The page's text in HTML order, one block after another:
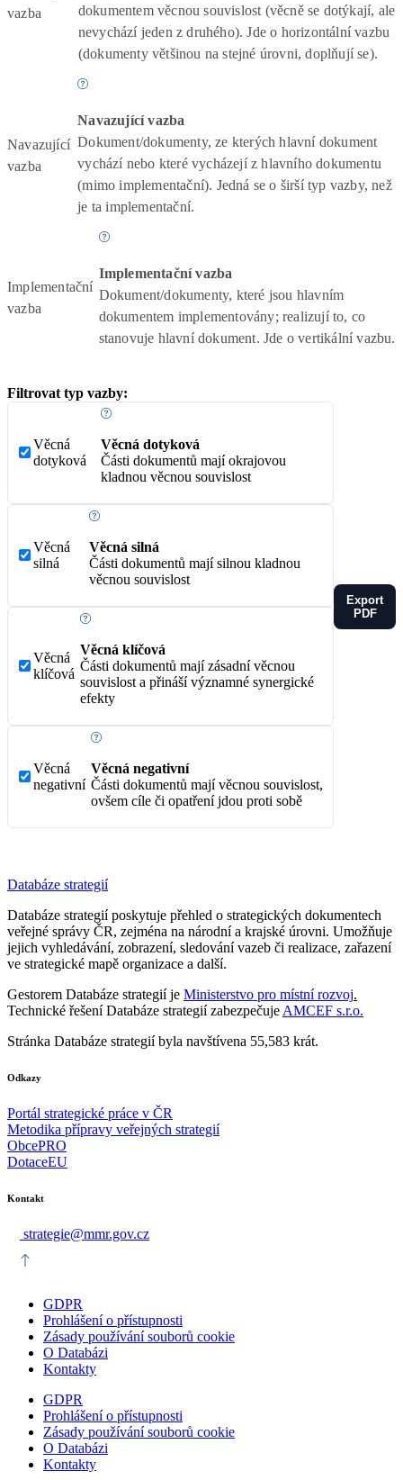
vazba
dokumentem věcnou souvislost (věcně se dotýkají, ale
nevychází jeden z druhého). Jde o horizontální vazbu
(dokumenty většinou na stejné úrovni, doplňují se).
Navazující
vazba
Navazující vazba
Dokument/dokumenty, ze kterých hlavní dokument
vychází nebo které vycházejí z hlavního dokumentu
(mimo implementační). Jedná se o širší typ vazby, než
je ta implementační.
Implementační
vazba
Implementační vazba
Dokument/dokumenty, které jsou hlavním
dokumentem implementovány; realizují to, co
stanovuje hlavní dokument. Jde o vertikální vazbu.
Filtrovat typ vazby:
Věcná
dotyková
Věcná dotyková
Části dokumentů mají okrajovou
kladnou věcnou souvislost
Věcná
silná
Věcná silná
Části dokumentů mají silnou kladnou
věcnou souvislost
Věcná
klíčová
Věcná klíčová
Části dokumentů mají zásadní věcnou
souvislost a přináší významné synergické
efekty
Věcná
negativní
Věcná negativní
Části dokumentů mají věcnou souvislost,
ovšem cíle či opatření jdou proti sobě
Export
PDF
Databáze strategií
Databáze strategií poskytuje přehled o strategických dokumentech
veřejné správy ČR, zejména na národní a krajské úrovni. Umožňuje
jejich vyhledávání, zobrazení, sledování vazeb či realizace, zařazení
ve strategické mapě organizace a další.
Gestorem Databáze strategií je Ministerstvo pro místní rozvoj.
Technické řešení Databáze strategií zabezpečuje AMCEF s.r.o.
Stránka Databáze strategií byla navštívena 55,583 krát.
Odkazy
Portál strategické práce v ČR
Metodika přípravy veřejných strategií
ObcePRO
DotaceEU
Kontakt
strategie@mmr.gov.cz
GDPR
Prohlášení o přístupnosti
Zásady používání souborů cookie
O Databázi
Kontakty
GDPR
Prohlášení o přístupnosti
Zásady používání souborů cookie
O Databázi
Kontakty